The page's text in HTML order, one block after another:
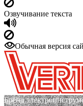
Озвучивание текста
Обычная версия
Бренд